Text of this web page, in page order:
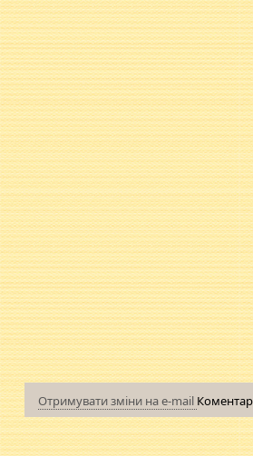
Отримувати зміни на e-mail